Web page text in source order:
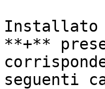
Installato
**+**
seguenti